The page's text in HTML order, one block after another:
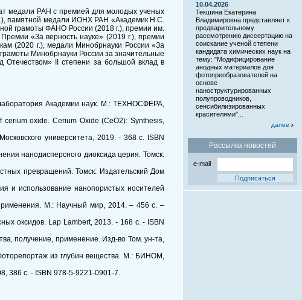
медали РАН с премией для молодых ученых
памятной медали ИОНХ РАН «Академик Н.С.
грамоты ФАНО России (2018 г.), премии им.
«За верность науке» (2019 г.), премии
(2020 г.), медали Минобрнауки России «За
Минобрнауки России за значительные
Отечеством» II степени за большой вклад в
Академии наук. М.: ТЕХНОСФЕРА,
oxide. Cerium Oxide (CeO2): Synthesis,
университета, 2019. - 368 с. ISBN
нанодисперсного диоксида церия. Томск:
превращений. Томск: Издательский Дом
и использование нанопористых носителей
М.: Научный мир, 2014. – 456 с. –
оксидов. Lap Lambert, 2013. - 168 c. - ISBN
получение, применение. Изд-во Том. ун-та,
из глубин вещества. М.: БИНОМ,
386 с. - ISBN 978-5-9221-0901-7.
10.04.2026
Текшина Екатерина
Владимировна представляет к
предварительному
рассмотрению диссертацию на
соискание ученой степени
кандидата химических наук на
тему: "Модифицирование
анодных материалов для
фотопреобразователей на
основе
наноструктурированных
полупроводников,
сенсибилизированных
красителями"...
далее
Рассылка новостей
e-mail